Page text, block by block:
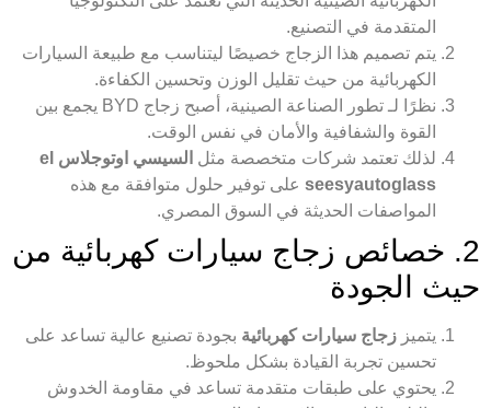
المتقدمة في التصنيع.
يتم تصميم هذا الزجاج خصيصًا ليتناسب مع طبيعة السيارات
الكهربائية من حيث تقليل الوزن وتحسين الكفاءة.
نظرًا لـ تطور الصناعة الصينية، أصبح زجاج BYD يجمع بين
القوة والشفافية والأمان في نفس الوقت.
لذلك تعتمد شركات متخصصة مثل
السيسي اوتوجلاس el
seesyautoglass على توفير حلول متوافقة مع هذه
المواصفات الحديثة في السوق المصري.
2. خصائص زجاج سيارات كهربائية من
حيث الجودة
يتميز زجاج سيارات كهربائية بجودة تصنيع عالية تساعد على
تحسين تجربة القيادة بشكل ملحوظ.
يحتوي على طبقات متقدمة تساعد في مقاومة الخدوش